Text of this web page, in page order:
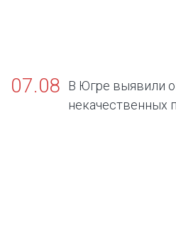
07.08
В Югре выявили
некачественных